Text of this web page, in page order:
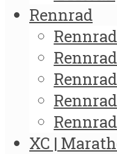
Rennrad
XC |